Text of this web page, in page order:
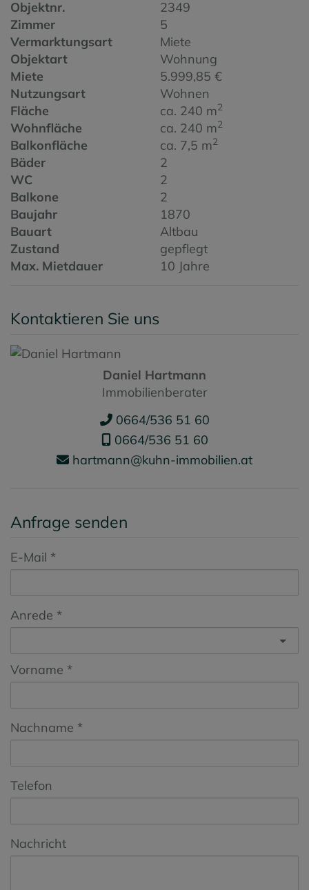
Objektnr.
2349
Zimmer
5
Vermarktungsart
Miete
Objektart
Wohnung
Miete
5.999,85 €
Nutzungsart
Wohnen
Fläche
ca. 240 m2
Wohnfläche ca. 240 m2
Balkonfläche ca. 7,5 m2
Bäder
2
WC
2
Balkone
2
Baujahr
1870
Bauart
Altbau
Zustand
gepflegt
Max. Mietdauer
10 Jahre
Kontaktieren Sie uns
Daniel Hartmann
Immobilienberater
0664/536 51 60
0664/536 51 60
hartmann@kuhn-immobilien.at
Anfrage senden
E-Mail
Anrede
Vorname
Nachname
Telefon
Nachricht